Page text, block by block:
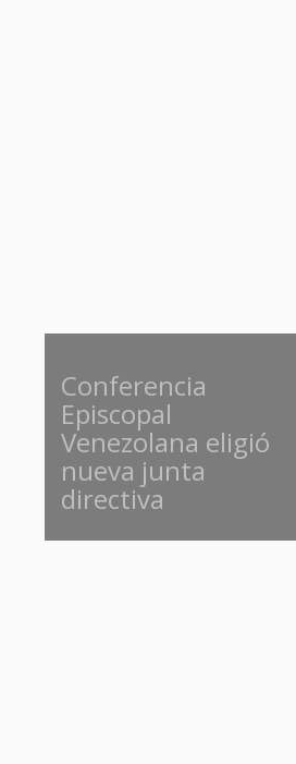
Conferencia
Episcopal
Venezolana eligió
nueva junta
directiva